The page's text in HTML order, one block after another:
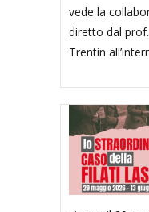
vede la
diretto dal
Trentin